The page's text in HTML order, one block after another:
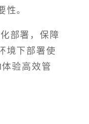
性。
部署，保障
境下部署使
验高效管